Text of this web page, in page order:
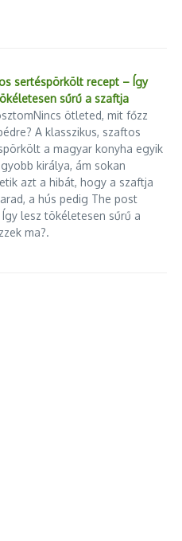
sertéspörkölt recept – Így
sűrű a szaftja
ötleted, mit főzz
A klasszikus, szaftos
a magyar konyha egyik
királya, ám sokan
azt a hibát, hogy a szaftja
a hús pedig The post
lesz tökéletesen sűrű a
ma?.